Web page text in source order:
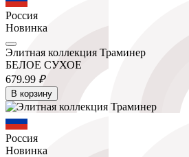
Россия
Новинка
Элитная коллекция Траминер
БЕЛОЕ СУХОЕ
679.99 ₽
В корзину
Россия
Новинка